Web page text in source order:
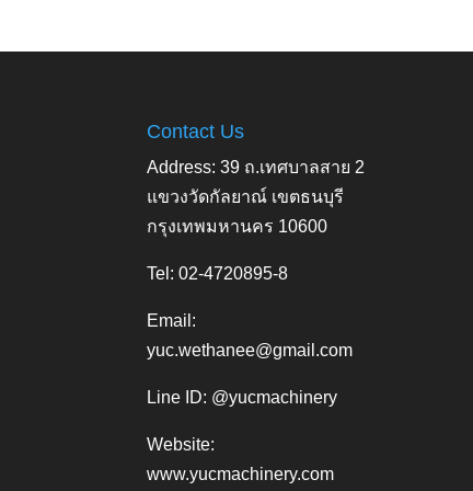
Contact Us
Address: 39 ถ.เทศบาลสาย 2
แขวงวัดกัลยาณ์ เขตธนบุรี
กรุงเทพมหานคร 10600
Tel: 02-4720895-8
Email:
yuc.wethanee@gmail.com
Line ID: @yucmachinery
Website:
www.yucmachinery.com